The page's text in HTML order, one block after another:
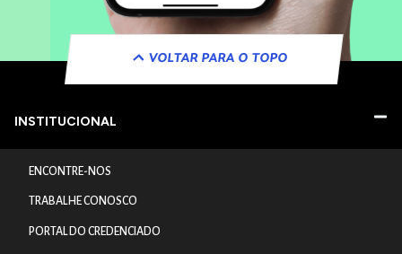
VOLTAR PARA O TOPO
INSTITUCIONAL
ENCONTRE-NOS
TRABALHE CONOSCO
PORTAL DO CREDENCIADO